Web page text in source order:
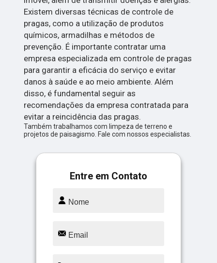
Existem diversas técnicas de controle de
pragas, como a utilização de produtos
químicos, armadilhas e métodos de
prevenção. É importante contratar uma
empresa especializada em controle de pragas
para garantir a eficácia do serviço e evitar
danos à saúde e ao meio ambiente. Além
disso, é fundamental seguir as
recomendações da empresa contratada para
evitar a reincidência das pragas.
Também trabalhamos com limpeza de terreno e
projetos de paisagismo. Fale com nossos especialistas.
Entre em Contato